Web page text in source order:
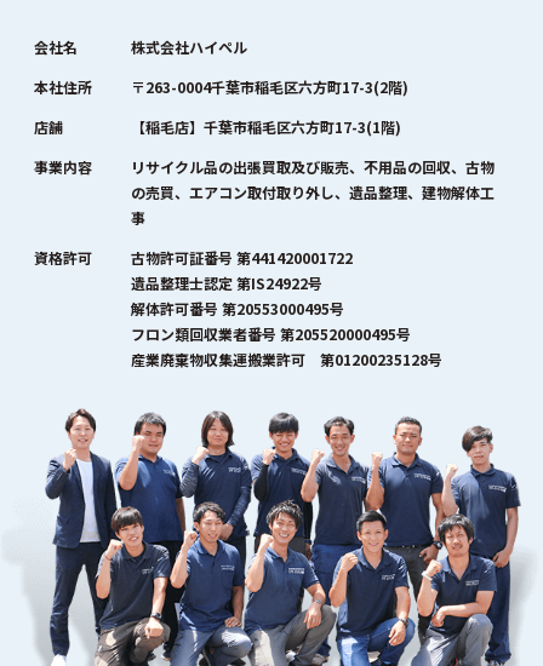
会社名
株式会社ハイペル
本社住所
〒263-0004千葉市稲毛区六方町17-3(2階)
店舗
【稲毛店】千葉市稲毛区六方町17-3(1階)
事業内容
リサイクル品の出張買取及び販売、不用品の回収、古物
の売買、エアコン取付取り外し、遺品整理、建物解体工
事
資格許可
古物許可証番号 第441420001722
遺品整理士認定 第IS24922号
解体許可番号 第20553000495号
フロン類回収業者番号 第205520000495号
産業廃棄物収集運搬業許可 第01200235128号